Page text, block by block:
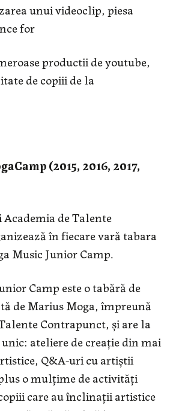
unui videoclip, piesa
for
productii de youtube,
de copiii de la
(2015, 2016, 2017,
Academia de Talente
în fiecare vară tabara
Music Junior Camp.
Camp este o tabără de
de Marius Moga, împreună
Contrapunct, și are la
ateliere de creație din mai
Q&A-uri cu artiștii
o mulțime de activități
care au înclinații artistice